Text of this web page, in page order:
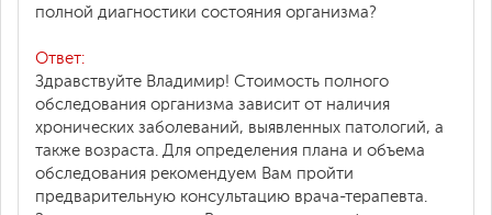
полной диагностики состояния организма?
Ответ:
Здравствуйте Владимир! Стоимость полного
обследования организма зависит от наличия
хронических заболеваний, выявленных патологий, а
также возраста. Для определения плана и объема
обследования рекомендуем Вам пройти
предварительную консультацию врача-терапевта.